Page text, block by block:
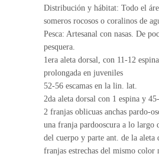
Distribución y hábitat: Todo el
someros rocosos o coralinos de
Pesca: Artesanal con nasas. De
pesquera.
1era aleta dorsal, con 11-12
prolongada en juveniles
52-56 escamas en la lin. lat.
2da aleta dorsal con 1 espina y
2 franjas oblicuas anchas pardo-
una franja pardooscura a lo largo
del cuerpo y parte ant. de la aleta
franjas estrechas del mismo color